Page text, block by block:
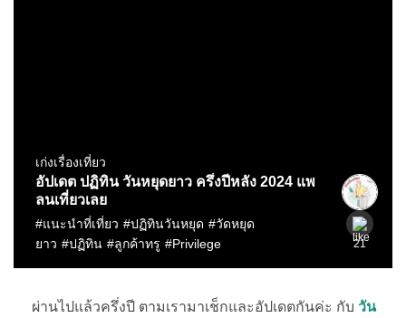
ผ่านไปแล้วครึ่งปี ตามเรามาเช็กและอัปเดตกันค่ะ กับ วัน